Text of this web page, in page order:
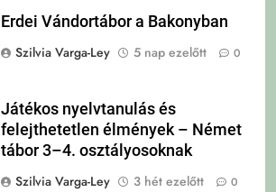
Erdei Vándortábor a Bakonyban
Szilvia Varga-Ley
5 nap ezelőtt 0
Játékos nyelvtanulás és
felejthetetlen élmények – Német
tábor 3–4. osztályosoknak
Szilvia Varga-Ley
3 hét ezelőtt 0